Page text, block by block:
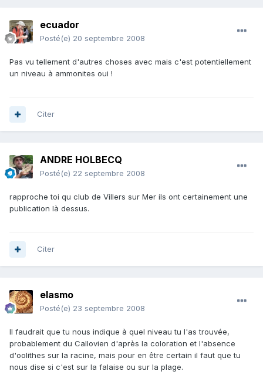
ecuador
Posté(e) 20 septembre 2008
Pas vu tellement d'autres choses avec mais c'est potentiellement
un niveau à ammonites oui !
Citer
ANDRE HOLBECQ
Posté(e) 22 septembre 2008
rapproche toi qu club de Villers sur Mer ils ont certainement une
publication là dessus.
Citer
elasmo
Posté(e) 23 septembre 2008
Il faudrait que tu nous indique à quel niveau tu l'as trouvée,
probablement du Callovien d'après la coloration et l'absence
d'oolithes sur la racine, mais pour en être certain il faut que tu
nous dise si c'est sur la falaise ou sur la plage.